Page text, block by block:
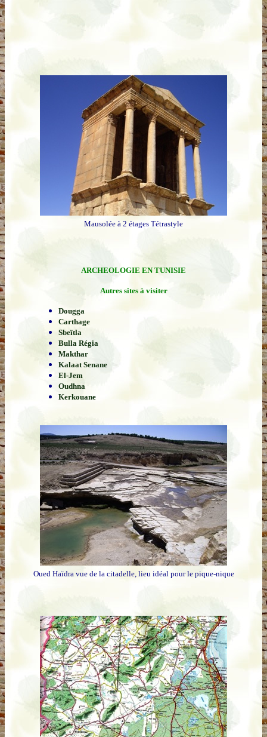
Mausolée à 2 étages Tétrastyle
ARCHEOLOGIE EN TUNISIE
Autres sites à visiter
Dougga
Carthage
Sbeïtla
Bulla Régia
Makthar
Kalaat Senane
El-Jem
Oudhna
Kerkouane
Oued Haïdra vue de la citadelle, lieu idéal pour le pique-nique